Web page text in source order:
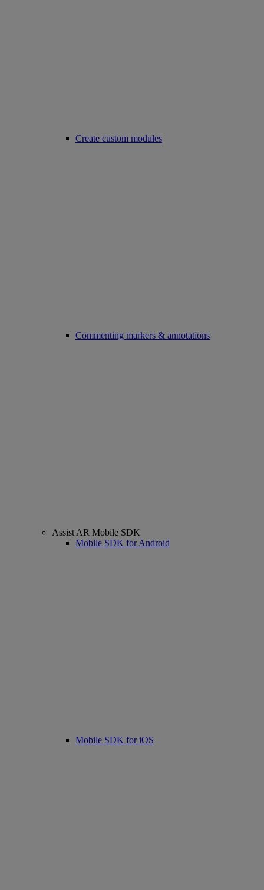
Create custom modules
Commenting markers & annotations
Assist AR Mobile SDK
Mobile SDK for Android
Mobile SDK for iOS